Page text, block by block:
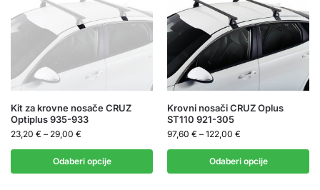
Kit za krovne nosače CRUZ
Optiplus 935-933
23,20 € – 29,00 €
Odaberi opcije
Krovni nosači CRUZ Oplus
ST110 921-305
97,60 € – 122,00 €
Odaberi opcije